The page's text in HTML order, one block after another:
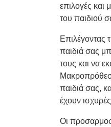
επιλογές και
του παιδιού
Επιλέγοντας
παιδιά σας
τους και να
παιδιά σας,
έχουν
Οι